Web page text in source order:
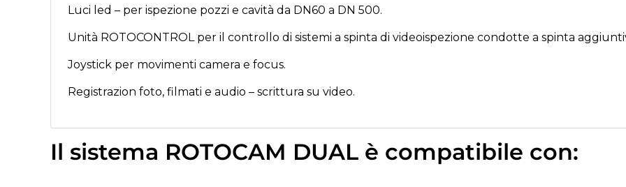
Luci led – per ispezione pozzi e cavità da DN60 a DN 500.
Unità ROTOCONTROL per il controllo di sistemi a spinta di videoispezione condotte a spinta
Joystick per movimenti camera e focus.
Registrazion foto, filmati e audio – scrittura su video.
Il sistema ROTOCAM DUAL è compatibile con: